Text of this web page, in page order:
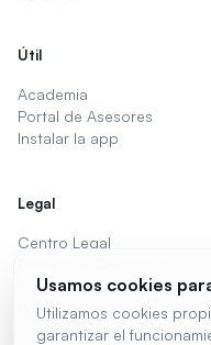
Usamos cookies
Utilizamos cookies
garantizar el
Útil
Academia
Portal de Asesores
Instalar la app
Legal
Centro Legal
Cookies
Preferencias de cookies